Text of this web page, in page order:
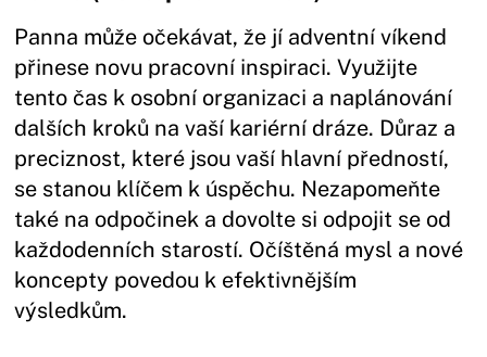
Panna může očekávat, že jí adventní víkend
přinese novu pracovní inspiraci. Využijte
tento čas k osobní organizaci a naplánování
dalších kroků na vaší kariérní dráze. Důraz a
preciznost, které jsou vaší hlavní předností,
se stanou klíčem k úspěchu. Nezapomeňte
také na odpočinek a dovolte si odpojit se od
každodenních starostí. Očíštěná mysl a nové
koncepty povedou k efektivnějším
výsledkům.